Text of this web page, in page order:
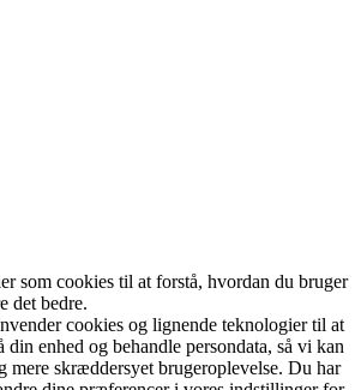
som cookies til at forstå, hvordan du bruger
det bedre.
cookies og lignende teknologier til at
din enhed og behandle persondata, så vi kan
mere skræddersyet brugeroplevelse. Du har